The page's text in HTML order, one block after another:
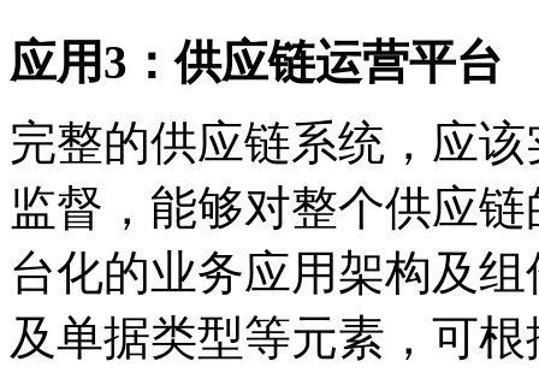
应用3：供应链运营平台
完整的供应链系统，应
监督，能够对整个供应
台化的业务应用架构及
及单据类型等元素，可